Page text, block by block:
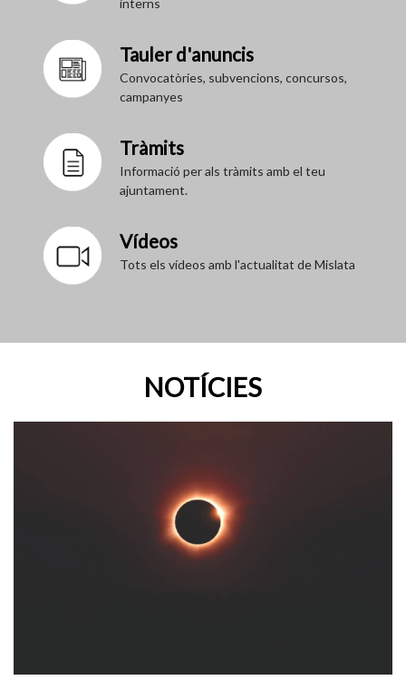
Tauler d'anuncis
Convocatòries, subvencions, concursos,
campanyes
Tràmits
Informació per als tràmits amb el teu
ajuntament.
Vídeos
Tots els vídeos amb l'actualitat de Mislata
NOTÍCIES